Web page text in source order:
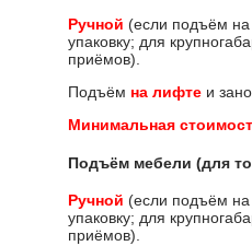
Ручной (если подъём
упаковку; для
приёмов).
Подъём на лифте и
Минимальная
Подъём мебели (для
Ручной (если подъём
упаковку; для
приёмов).